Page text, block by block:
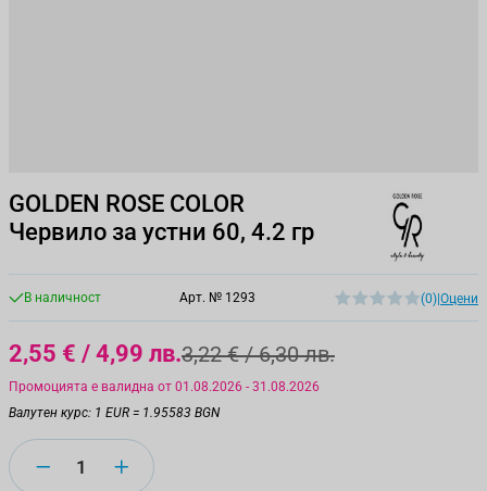
GOLDEN ROSE COLOR
Червило за устни 60, 4.2 гр
В наличност Арт. № 1293 (0)|Оцени
2,55 € / 4,99 лв.3,22 € / 6,30 лв.
Промоцията е валидна от 01.08.2026 - 31.08.2026
Валутен курс: 1 EUR = 1.95583 BGN
Количество